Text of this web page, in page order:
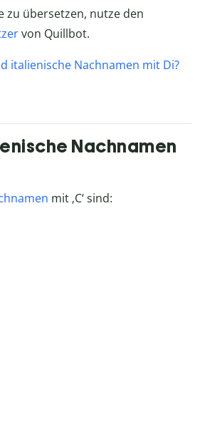
zu übersetzen, nutze den
von Quillbot.
italienische Nachnamen mit Di?
Nachnamen
mit ‚C‘ sind: